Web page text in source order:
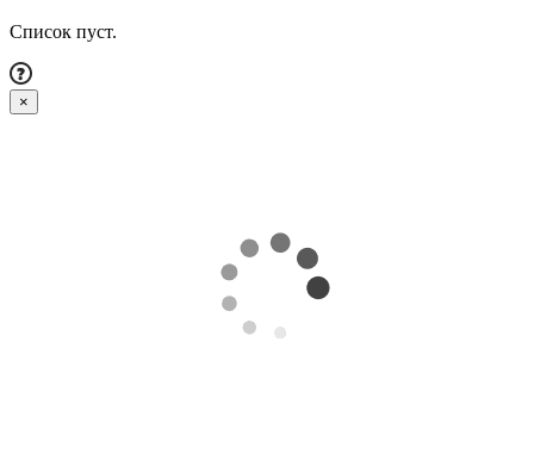
Список пуст.
×